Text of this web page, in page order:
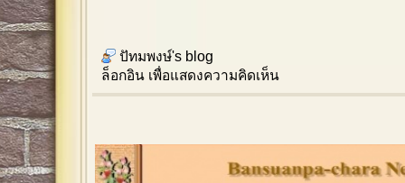
ปัทมพงษ์'s blog
ล็อกอิน เพื่อแสดงความคิดเห็น